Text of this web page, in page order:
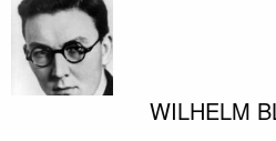
WILHELM